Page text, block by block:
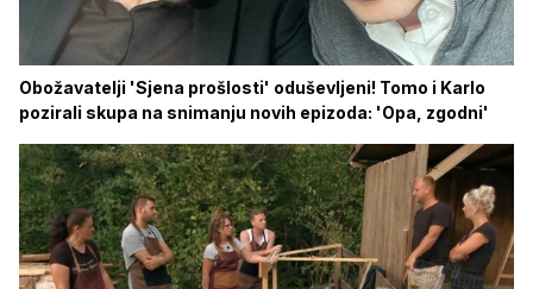
Obožavatelji 'Sjena prošlosti' oduševljeni! Tomo i Karlo
pozirali skupa na snimanju novih epizoda: 'Opa, zgodni'